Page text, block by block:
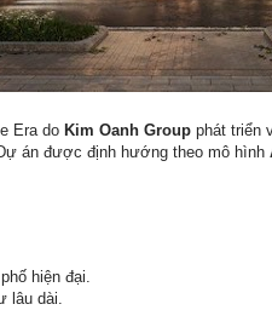
Era do Kim Oanh Group phát triển
án được định hướng theo mô hình
hiện đại.
lâu dài.